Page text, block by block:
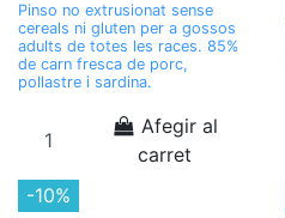
Pinso no extrusionat sense
cereals ni gluten per a gossos
adults de totes les races. 85%
de carn fresca de porc,
pollastre i sardina.
Afegir al
carret
-10%